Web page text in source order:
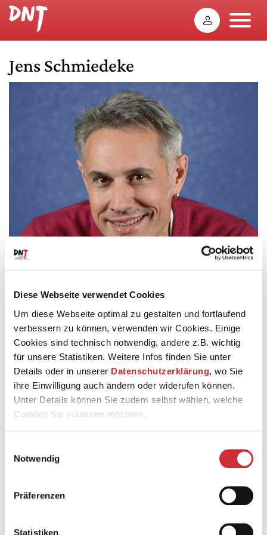
Diese Webseite verwendet Cookies
Um diese Webseite optimal zu gestalten und fortlaufend
verbessern zu können, verwenden wir Cookies. Einige
Cookies sind technisch notwendig, andere z.B. wichtig
für unsere Statistiken. Weitere Infos finden Sie unter
Details oder in unserer Datenschutzerklärung, wo Sie
ihre Einwilligung auch ändern oder widerufen können.
Unter Details können Sie zudem selbst wählen, welche
Cookies Sie zulassen möchten.
Notwendig
Präferenzen
Statistiken
Jens Schmiedeke
© Candy Welz
Jens Schmiedeke, geboren in Nürnberg, studierte in
Saarbrücken und Würzburg klassischen Gesang, Musical
und Gesangspädagogik. Über erste Engagements bei der
Ulmer Kammeroper und am Theater Nordhausen kam er
Neben seiner Chortätigkeit sang Jens Schmiedeke
Brabantischer Edler (Lohengrin), Haushofmeister der
Marschallin (Rosenkavalier), Kammerdiener (Lulu),
Kleinen Horrorladen und in Candide. In der